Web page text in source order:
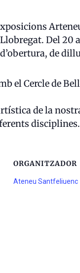
Del 20
de
el Cercle de
de la
disciplines.
ORGANITZADOR
Ateneu Santfeliuenc